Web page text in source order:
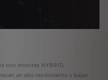
con motores HYBRID,
un alto rendimiento y bajas